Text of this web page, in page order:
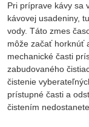
Pri príprave kávy sa
kávovej usadeniny,
vody. Táto zmes
môže začať horknúť
mechanické časti
zabudovaného
čistenie
prístupné časti a
čistením